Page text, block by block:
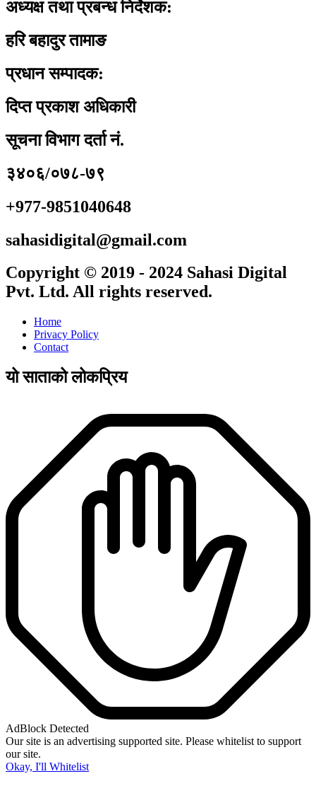
अध्यक्ष तथा प्रबन्ध निर्देशक:
हरि बहादुर तामाङ
प्रधान सम्पादक:
दिप्त प्रकाश अधिकारी
सूचना विभाग दर्ता नं.
३४०६/०७८-७९
+977-9851040648
sahasidigital@gmail.com
Copyright © 2019 - 2024 Sahasi Digital
Pvt. Ltd. All rights reserved.
Home
Privacy Policy
Contact
यो साताको लोकप्रिय
AdBlock Detected
Our site is an advertising supported site. Please whitelist to support
our site.
Okay, I'll Whitelist